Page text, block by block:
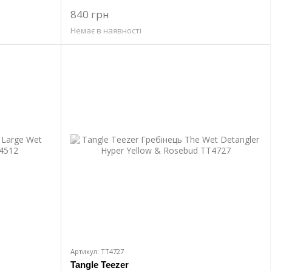
840 грн
Немає в наявності
Артикул: TT4727
Tangle Teezer